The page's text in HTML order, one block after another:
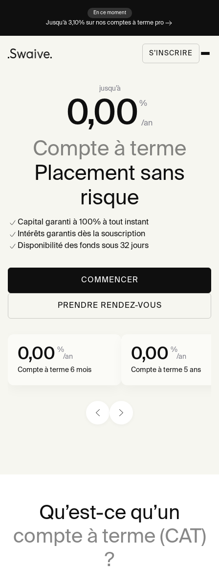
En ce moment
Jusqu’à 3,10% sur nos comptes à terme pro
S’INSCRIRE
jusqu’à
0,00 %
/an
Compte à terme
Placement sans
risque
Capital garanti à 100% à tout instant
Intérêts garantis dès la souscription
Disponibilité des fonds sous 32 jours
COMMENCER
PRENDRE RENDEZ-VOUS
0,00 %
/an
Compte à terme 6 mois
0,00 %
/an
Compte à terme 5 ans
Qu’est-ce qu’un
compte à terme (CAT)
?